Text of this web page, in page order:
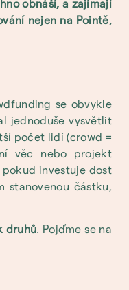
obnáší, a zajímají
nejen na Pointě,
se obvykle
jednoduše vysvětlit
počet lidí (crowd =
věc nebo projekt
investuje dost
částku,
druhů. Pojďme se na